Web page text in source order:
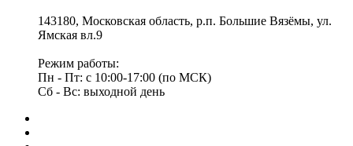
143180, Московская область, р.п. Большие Вязёмы, ул.
Ямская вл.9
Режим работы:
Пн - Пт: с 10:00-17:00 (по МСК)
Сб - Вс: выходной день